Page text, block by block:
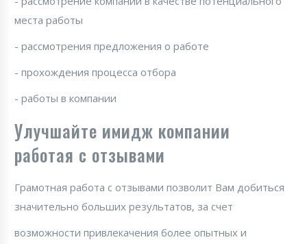
места работы
- рассмотрения предложения о работе
- прохождения процесса отбора
- работы в компании
Улучшайте имидж компании
работая с отзывами
Грамотная работа с отзывами позволит Вам добиться
значительно больших результатов, за счет
возможности привлекачения более опытных и